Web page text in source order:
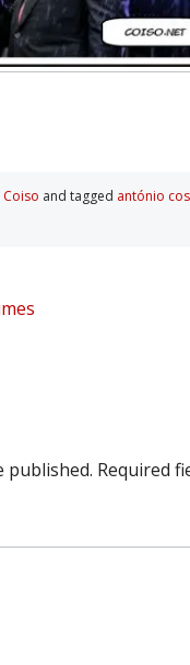
and tagged antónio
published. Required